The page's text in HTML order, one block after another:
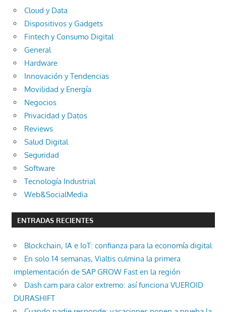
Cloud y Data
Dispositivos y Gadgets
Fintech y Consumo Digital
General
Hardware
Innovación y Tendencias
Movilidad y Energía
Negocios
Privacidad y Datos
Reviews
Salud Digital
Seguridad
Software
Tecnología Industrial
Web&SocialMedia
ENTRADAS RECIENTES
Blockchain, IA e IoT: confianza para la economía digital
En solo 14 semanas, Vialtis culmina la primera
implementación de SAP GROW Fast en la región
Dash cam para calor extremo: así funciona VUEROID
DURASHIFT